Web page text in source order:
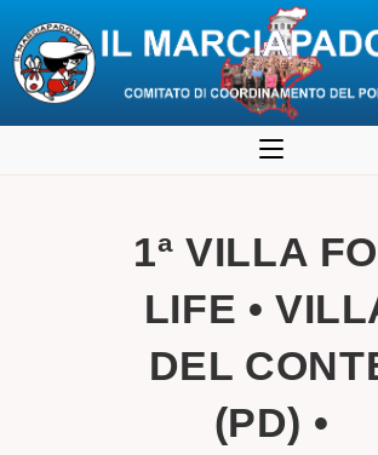
al
1ª VILLA
LIFE •
DEL
(PD) •